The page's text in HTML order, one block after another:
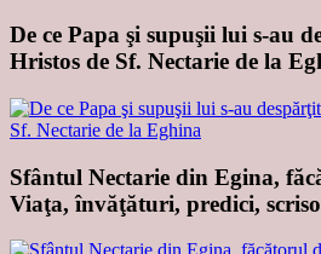
De ce Papa şi supuşii lui s-au
Hristos de Sf. Nectarie de la
Sfântul Nectarie din Egina,
Viaţa, învăţături, predici,